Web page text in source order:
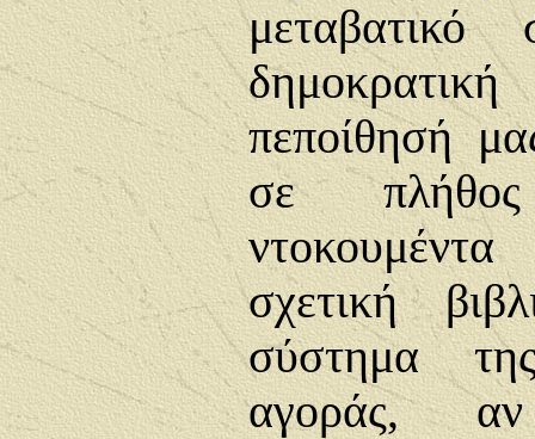
πεποίθησή
σε
σχετική
σύστημα
αγοράς,